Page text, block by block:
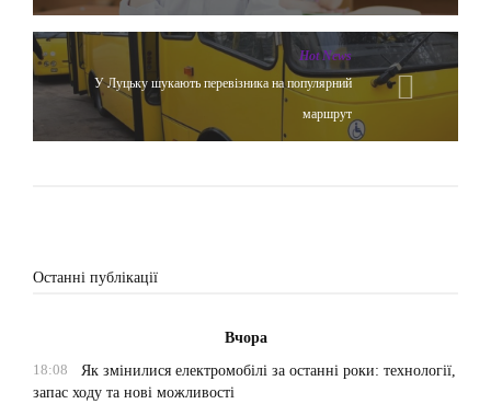
Hot News
У Луцьку шукають перевізника на популярний
маршрут
Останні публікації
Вчора
18:08
Як змінилися електромобілі за останні роки: технології,
запас ходу та нові можливості